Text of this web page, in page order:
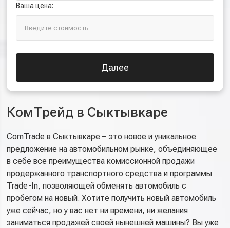
Ваша цена:
Далее
КомТрейд в Сыктывкаре
ComTrade в Сыктывкаре – это новое и уникальное
предложение на автомобильном рынке, объединяющее
в себе все преимущества комиссионной продажи
продержанного транспортного средства и программы
Trade-In, позволяющей обменять автомобиль с
пробегом на новый. Хотите получить новый автомобиль
уже сейчас, но у вас нет ни времени, ни желания
заниматься продажей своей нынешней машины? Вы уже